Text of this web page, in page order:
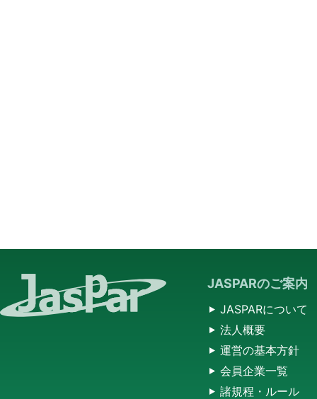
JASPARのご案内
JASPARについて
法人概要
運営の基本方針
会員企業一覧
諸規程・ルール